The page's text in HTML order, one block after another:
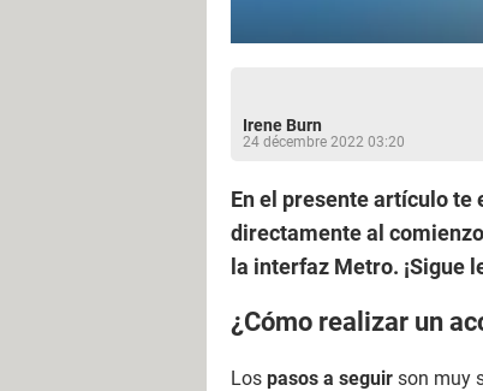
Irene Burn
24 décembre 2022 03:20
En el presente artículo te
directamente al
la interfaz Metro. ¡Sigue
¿Cómo realizar un
Los pasos a seguir son muy